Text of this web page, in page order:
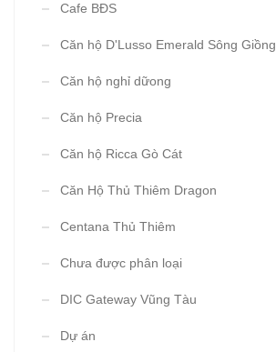
Cafe BĐS
Căn hộ D'Lusso Emerald Sông Giồng
Căn hộ nghỉ dữong
Căn hộ Precia
Căn hộ Ricca Gò Cát
Căn Hộ Thủ Thiêm Dragon
Centana Thủ Thiêm
Chưa được phân loại
DIC Gateway Vũng Tàu
Dự án